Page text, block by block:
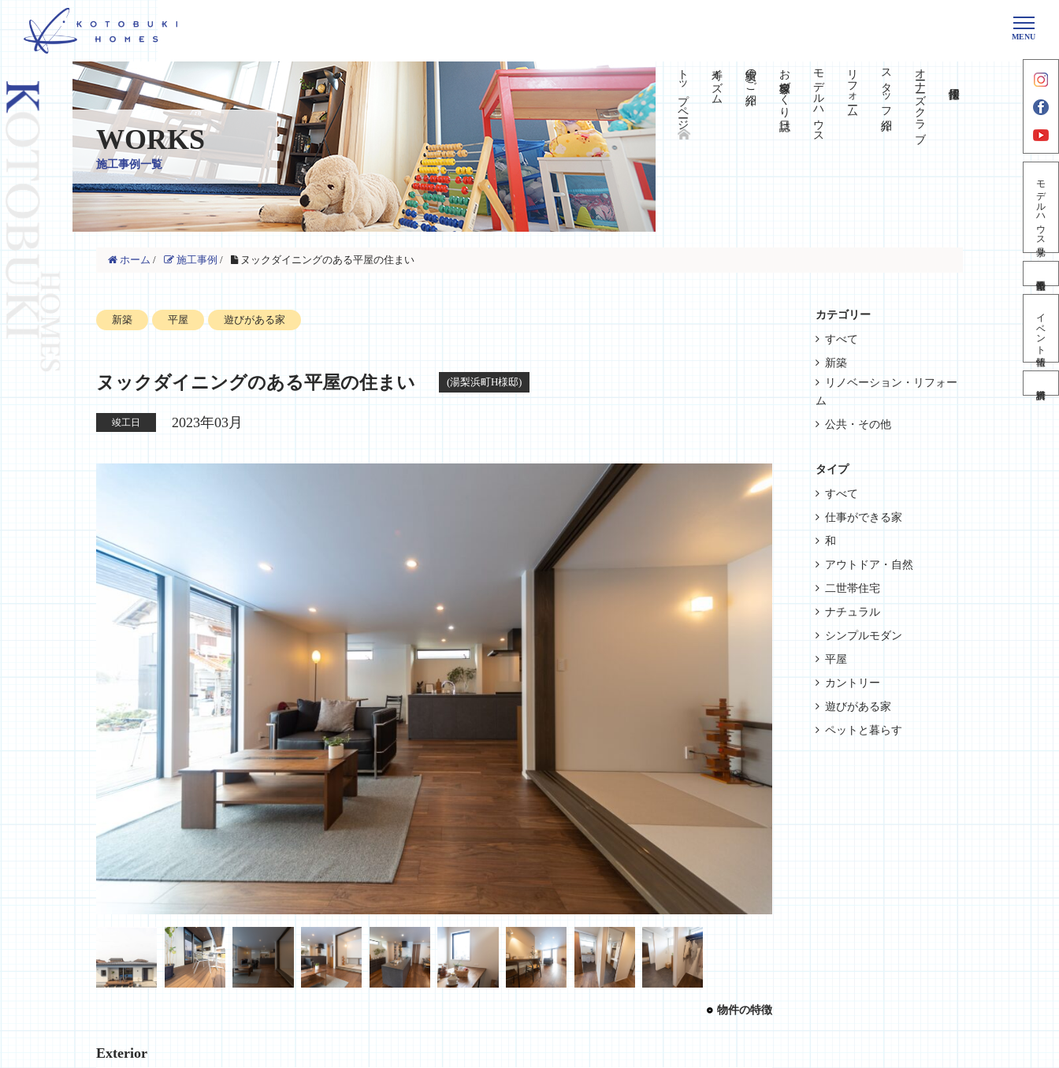
MENU
モデルハウス見学
イベント情報
トップページ 寿イズム 実績のご紹介 お客様家づくり日誌 モデルハウス リフォーム スタッフ紹介 オーナーズクラブ
WORKS
施工事例一覧
ホーム / 施工事例 / ヌックダイニングのある平屋の住まい
新築 平屋 遊びがある家
ヌックダイニングのある平屋の住まい (湯梨浜町H様邸)
竣工日 2023年03月
物件の特徴
Exterior
カテゴリー
すべて
新築
リノベーション・リフォー
ム
公共・その他
タイプ
すべて
仕事ができる家
和
アウトドア・自然
二世帯住宅
ナチュラル
シンプルモダン
平屋
カントリー
遊びがある家
ペットと暮らす